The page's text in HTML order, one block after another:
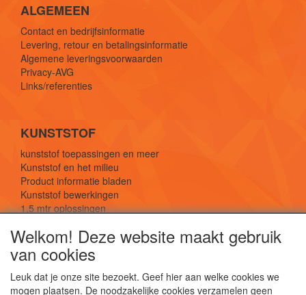
ALGEMEEN
Contact en bedrijfsinformatie
Levering, retour en betalingsinformatie
Algemene leveringsvoorwaarden
Privacy-AVG
Links/referenties
KUNSTSTOF
kunststof toepassingen en meer
Kunststof en het milieu
Product informatie bladen
Kunststof bewerkingen
1,5 mtr oplossingen
SOCIALE MEDIA
Welkom! Deze website maakt gebruik
van cookies
Leuk dat je onze site bezoekt. Geef hier aan welke cookies we
mogen plaatsen. De noodzakelijke cookies verzamelen geen